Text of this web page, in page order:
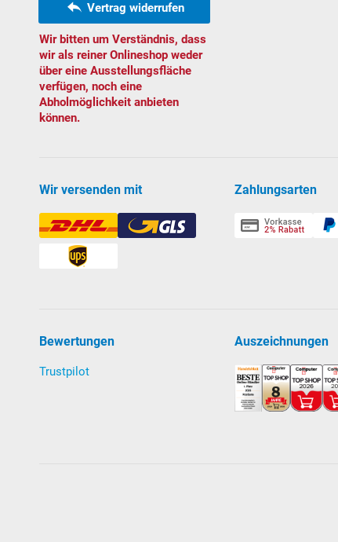
Vertrag widerrufen
Wir bitten um Verständnis, dass
wir als reiner Onlineshop weder
über eine Ausstellungsfläche
verfügen, noch eine
Abholmöglichkeit anbieten
können.
Wir versenden mit Zahlungsarten
Bewertungen
Trustpilot
Auszeichnungen